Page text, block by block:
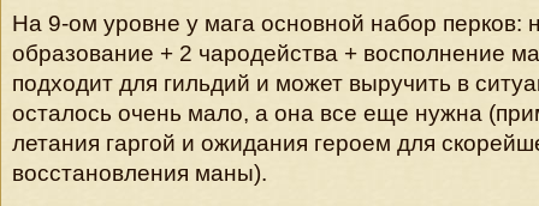
На 9-ом уровне у мага основной набор перков:
образование + 2 чародейства + восполнение
подходит для гильдий и может выручить в
осталось очень мало, а она все еще нужна
летания гаргой и ожидания героем для
восстановления маны).